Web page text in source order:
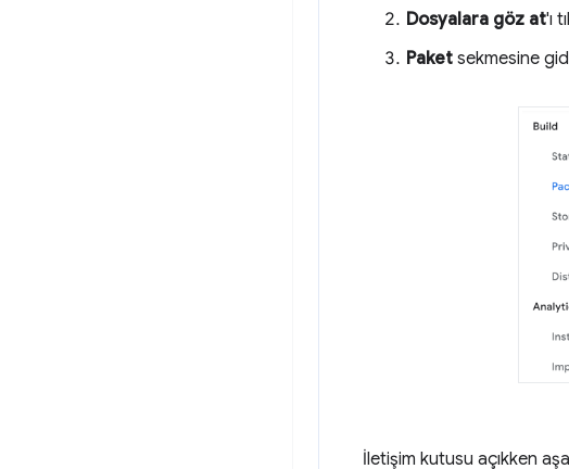
Dosyalara göz at'ı
Paket sekmesine
İletişim kutusu açıkken